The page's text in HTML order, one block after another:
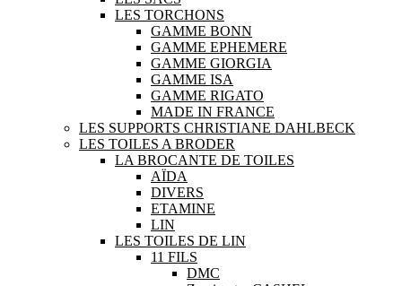
LES TORCHONS
GAMME BONN
GAMME EPHEMERE
GAMME GIORGIA
GAMME ISA
GAMME RIGATO
MADE IN FRANCE
LES SUPPORTS CHRISTIANE DAHLBECK
LES TOILES A BRODER
LA BROCANTE DE TOILES
AÏDA
DIVERS
ETAMINE
LIN
LES TOILES DE LIN
11 FILS
DMC